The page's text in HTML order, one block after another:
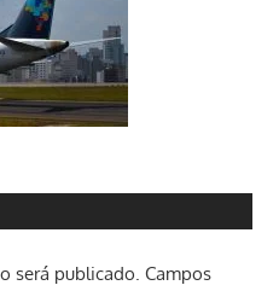
será publicado. Campos